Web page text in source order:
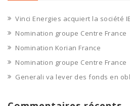
Vinci Energies acquiert la société
Nomination groupe Centre France
Nomination Korian France
Nomination groupe Centre France
Generali va lever des fonds en